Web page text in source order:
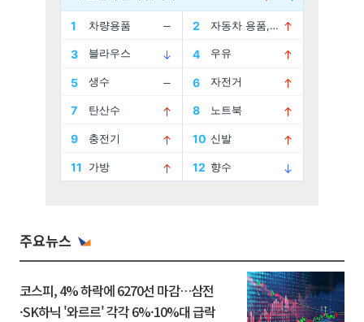
주요뉴스
코스피, 4% 하락에 6270선 마감…삼전
·SK하닉 '와르르' 각각 6%·10%대 급락